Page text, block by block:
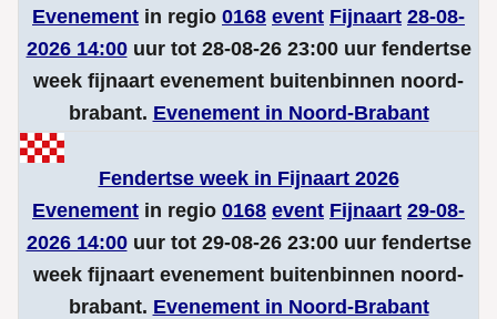
Evenement in regio 0168 event Fijnaart 28-08-
2026 14:00uur tot 28-08-26 23:00 uur fendertse
week fijnaart evenement buitenbinnen noord-
brabant. Evenement in Noord-Brabant
Fendertse week in Fijnaart 2026
Evenement in regio 0168 event Fijnaart 29-08-
2026 14:00uur tot 29-08-26 23:00 uur fendertse
week fijnaart evenement buitenbinnen noord-
brabant. Evenement in Noord-Brabant